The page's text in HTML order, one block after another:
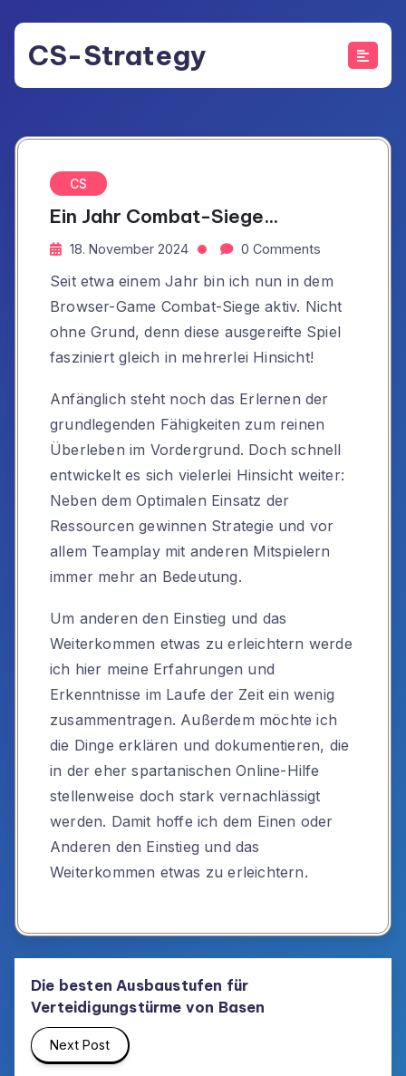
contentCS-Strategy
CS
Ein Jahr Combat-Siege…
18. November 2024 0 Comments
Seit etwa einem Jahr bin ich nun in dem
Browser-Game Combat-Siege aktiv. Nicht
ohne Grund, denn diese ausgereifte Spiel
fasziniert gleich in mehrerlei Hinsicht!
Anfänglich steht noch das Erlernen der
grundlegenden Fähigkeiten zum reinen
Überleben im Vordergrund. Doch schnell
entwickelt es sich vielerlei Hinsicht weiter:
Neben dem Optimalen Einsatz der
Ressourcen gewinnen Strategie und vor
allem Teamplay mit anderen Mitspielern
immer mehr an Bedeutung.
Um anderen den Einstieg und das
Weiterkommen etwas zu erleichtern werde
ich hier meine Erfahrungen und
Erkenntnisse im Laufe der Zeit ein wenig
zusammentragen. Außerdem möchte ich
die Dinge erklären und dokumentieren, die
in der eher spartanischen Online-Hilfe
stellenweise doch stark vernachlässigt
werden. Damit hoffe ich dem Einen oder
Anderen den Einstieg und das
Weiterkommen etwas zu erleichtern.
Die besten Ausbaustufen für
Verteidigungstürme von Basen
Next Post